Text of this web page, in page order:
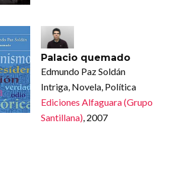
Palacio quemado
Edmundo Paz Soldán
Intriga, Novela, Política
Ediciones Alfaguara (Grupo
Santillana), 2007